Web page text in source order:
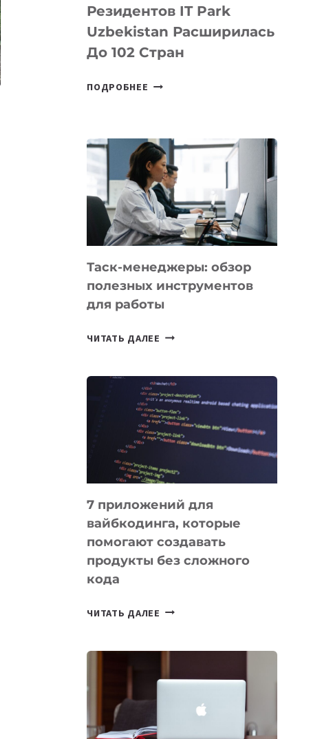
Резидентов IT Park
Uzbekistan Расширилась
До 102 Стран
ПОДРОБНЕЕ ГЕОГРАФИЯ
PARK
UZBEKISTAN
РАСШИРИЛАСЬ
ДО
102
СТРАН
Таск-менеджеры: обзор
полезных инструментов
для работы
ЧИТАТЬ ДАЛЕЕ ТАСК-
ПОЛЕЗНЫХ
ИНСТРУМЕНТОВ
ДЛЯ
РАБОТЫ
7 приложений для
вайбкодинга, которые
помогают создавать
продукты без сложного
кода
ЧИТАТЬ ДАЛЕЕ
КОТОРЫЕ
СОЗДАВАТЬ